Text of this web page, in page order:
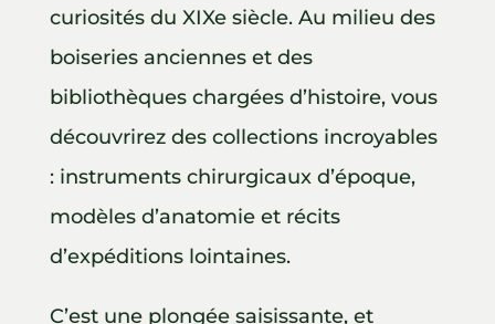
curiosités du XIXe siècle. Au milieu des
boiseries anciennes et des
bibliothèques chargées d’histoire, vous
découvrirez des collections incroyables
: instruments chirurgicaux d’époque,
modèles d’anatomie et récits
d’expéditions lointaines.
C’est une plongée saisissante, et